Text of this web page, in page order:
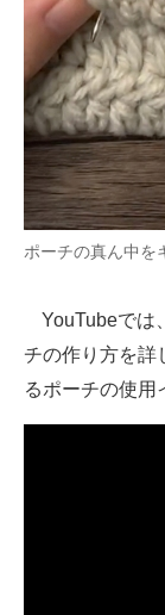
ポーチの真ん中を
YouTubeでは
チの作り方を詳
るポーチの使用